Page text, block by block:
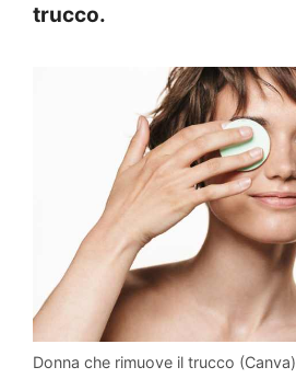
trucco.
Donna che rimuove il trucco (Canva)